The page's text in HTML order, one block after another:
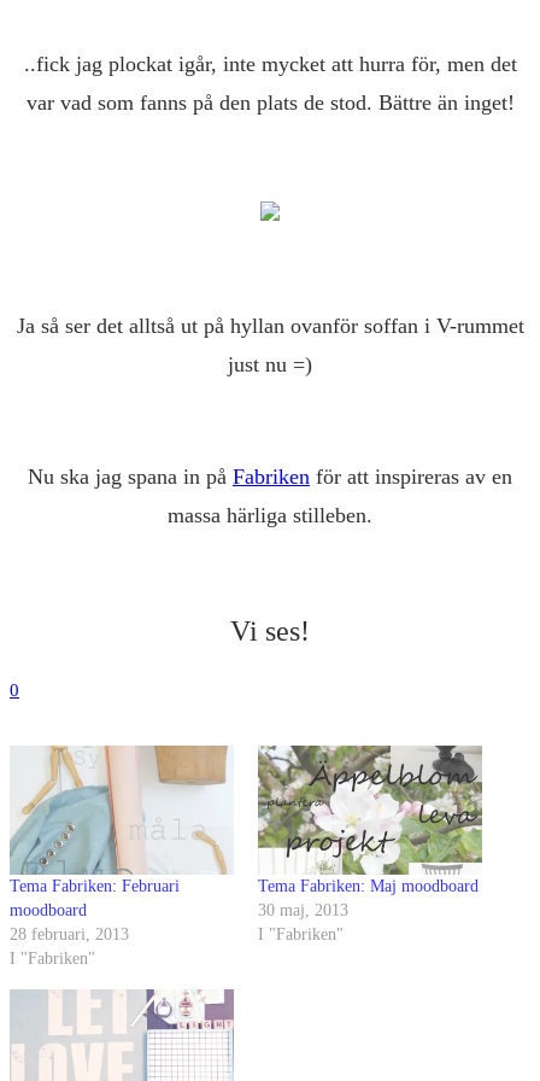
..fick jag plockat igår, inte mycket att hurra för, men det
var vad som fanns på den plats de stod. Bättre än inget!
Ja så ser det alltså ut på hyllan ovanför soffan i V-rummet
just nu =)
Nu ska jag spana in på Fabriken för att inspireras av en
massa härliga stilleben.
Vi ses!
0
Tema Fabriken: Februari
moodboard
28 februari, 2013
I "Fabriken"
Tema Fabriken: Maj moodboard
30 maj, 2013
I "Fabriken"